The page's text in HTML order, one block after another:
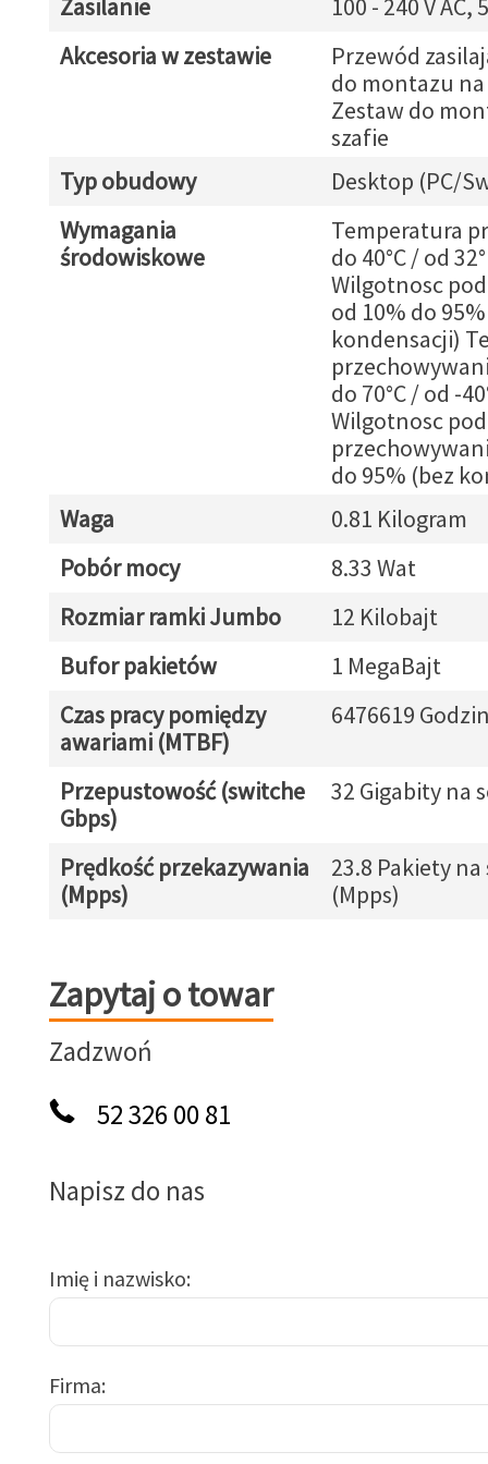
Zasilanie
100 - 240 V AC,
Akcesoria w zestawie
Przewód
do montazu
Zestaw do
szafie
Typ obudowy
Desktop (PC/
Wymagania
środowiskowe
Temperatura
do 40°C / od
Wilgotnosc
od 10% do
kondensacji)
do 70°C / od -
Wilgotnosc
do 95% (bez
Waga
0.81 Kilogram
Pobór mocy
8.33 Wat
Rozmiar ramki Jumbo
12 Kilobajt
Bufor pakietów
1 MegaBajt
Czas pracy pomiędzy
awariami (MTBF)
6476619
Przepustowość (switche
Gbps)
32 Gigabity na
Prędkość przekazywania
(Mpps)
23.8 Pakiety na
(Mpps)
Zapytaj o towar
Zapytaj o towar
Zadzwoń
52 326 00 81
Napisz do nas
Imię i nazwisko
Firma